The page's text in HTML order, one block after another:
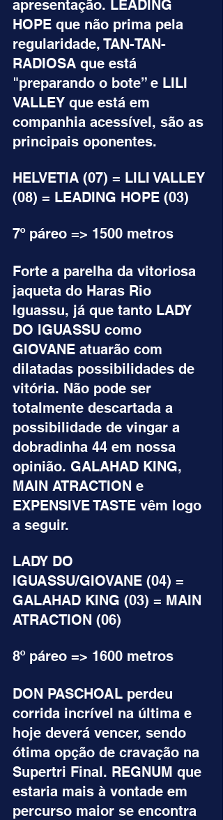
apresentação. LEADING
HOPE que não prima pela
regularidade, TAN-TAN-
RADIOSA que está
"preparando o bote” e LILI
VALLEY que está em
companhia acessível, são as
principais oponentes.
HELVETIA (07) = LILI VALLEY
(08) = LEADING HOPE (03)
7º páreo => 1500 metros
Forte a parelha da vitoriosa
jaqueta do Haras Rio
Iguassu, já que tanto LADY
DO IGUASSU como
GIOVANE atuarão com
dilatadas possibilidades de
vitória. Não pode ser
totalmente descartada a
possibilidade de vingar a
dobradinha 44 em nossa
opinião. GALAHAD KING,
MAIN ATRACTION e
EXPENSIVE TASTE vêm logo
a seguir.
LADY DO
IGUASSU/GIOVANE (04) =
GALAHAD KING (03) = MAIN
ATRACTION (06)
8º páreo => 1600 metros
DON PASCHOAL perdeu
corrida incrível na última e
hoje deverá vencer, sendo
ótima opção de cravação na
Supertri Final. REGNUM que
estaria mais à vontade em
percurso maior se encontra